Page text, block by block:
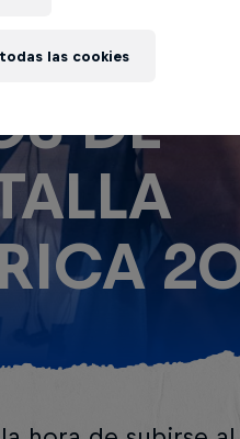
DE
las cookies